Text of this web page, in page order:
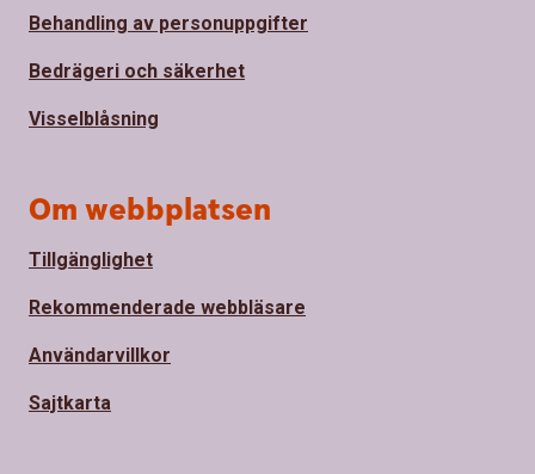
Behandling av personuppgifter
Bedrägeri och säkerhet
Visselblåsning
Om webbplatsen
Tillgänglighet
Rekommenderade webbläsare
Användarvillkor
Sajtkarta